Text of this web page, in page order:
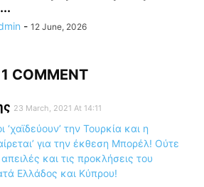
- 12 June, 2026
1 COMMENT
23 March, 2021 At 14:11
‘χαϊδεύουν’ την Τουρκία και η
για την έκθεση Μπορέλ! Ούτε
απειλές και τις προκλήσεις του
Ελλάδος και Κύπρου!